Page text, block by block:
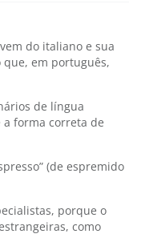
do italiano e sua
em português,
de língua
a forma correta de
(de espremido
porque o
como